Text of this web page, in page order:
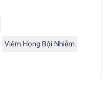
Viêm Họng Bội Nhiễm